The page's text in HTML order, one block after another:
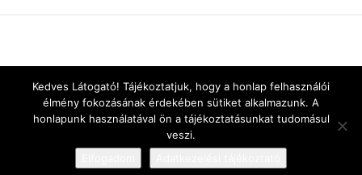
Kedves Látogató! Tájékoztatjuk, hogy a honlap felhasználói
élmény fokozásának érdekében sütiket alkalmazunk. A
honlapunk használatával ön a tájékoztatásunkat tudomásul
veszi.